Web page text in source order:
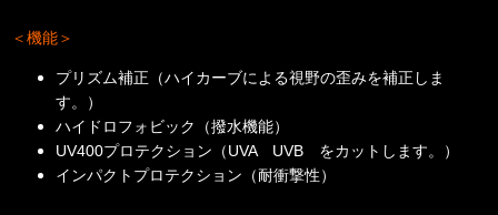
＜機能＞
プリズム補正（ハイカーブによる視野の歪みを補正しま
す。）
ハイドロフォビック（撥水機能）
UV400プロテクション（UVA UVB をカットします。）
インパクトプロテクション（耐衝撃性）